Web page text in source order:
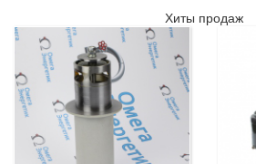
Хиты продаж